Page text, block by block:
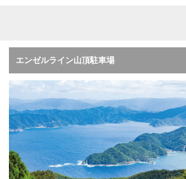
エンゼルライン山頂駐車場